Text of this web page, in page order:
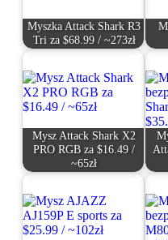
Myszka Attack Shark R3
Tri za $68.99 / ~273zł
Mysz Attack Shark X2
PRO RGB za $16.49 /
~65zł